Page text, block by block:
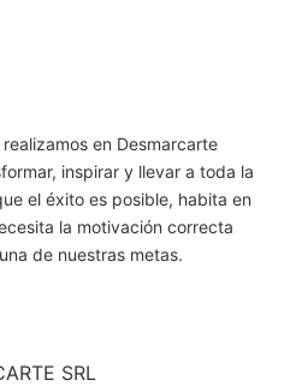
en Desmarcarte
inspirar y llevar a toda la
el éxito es posible, habita en
la motivación correcta
de nuestras metas.
SRL